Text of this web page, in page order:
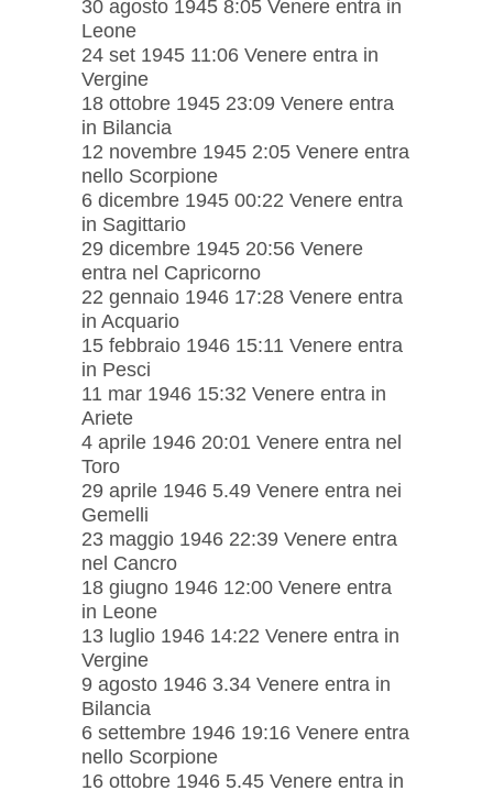
30 agosto 1945 8:05 Venere entra in
Leone
24 set 1945 11:06 Venere entra in
Vergine
18 ottobre 1945 23:09 Venere entra
in Bilancia
12 novembre 1945 2:05 Venere entra
nello Scorpione
6 dicembre 1945 00:22 Venere entra
in Sagittario
29 dicembre 1945 20:56 Venere
entra nel Capricorno
22 gennaio 1946 17:28 Venere entra
in Acquario
15 febbraio 1946 15:11 Venere entra
in Pesci
11 mar 1946 15:32 Venere entra in
Ariete
4 aprile 1946 20:01 Venere entra nel
Toro
29 aprile 1946 5.49 Venere entra nei
Gemelli
23 maggio 1946 22:39 Venere entra
nel Cancro
18 giugno 1946 12:00 Venere entra
in Leone
13 luglio 1946 14:22 Venere entra in
Vergine
9 agosto 1946 3.34 Venere entra in
Bilancia
6 settembre 1946 19:16 Venere entra
nello Scorpione
16 ottobre 1946 5.45 Venere entra in